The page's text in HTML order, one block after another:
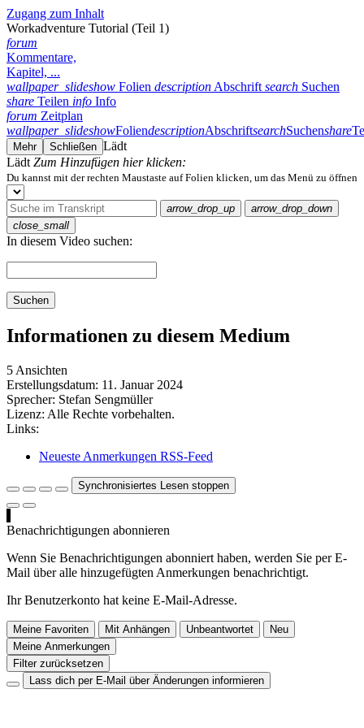
Zugang zum Inhalt
Workadventure Tutorial (Teil 1)
forum
Kommentare,
Kapitel, ...
wallpaper_slideshow Folien description Abschrift search Suchen
share Teilen info Info
forum Zeitplan
wallpaper_slideshowFoliendescriptionAbschriftsearchSuchenshare
Mehr Schließen Lädt
Lädt Zum Hinzufügen hier klicken:
Du kannst mit der rechten Maustaste auf Folien klicken, um das Menü zu öffnen
arrow_drop_up
arrow_drop_down
close_small
In diesem Video suchen:
Suchen
Informationen zu diesem Medium
5 Ansichten
Erstellungsdatum: 11. Januar 2024
Sprecher: Stefan Sengmüller
Lizenz: Alle Rechte vorbehalten.
Links:
Neueste Anmerkungen RSS-Feed
Synchronisiertes Lesen stoppen
Benachrichtigungen abonnieren
Wenn Sie Benachrichtigungen abonniert haben, werden Sie per E-
Mail über alle hinzugefügten Anmerkungen benachrichtigt.
Ihr Benutzerkonto hat keine E-Mail-Adresse.
Meine Favoriten Mit Anhängen Unbeantwortet
Neu
Meine Anmerkungen
Filter zurücksetzen
Lass dich per E-Mail über Änderungen informieren